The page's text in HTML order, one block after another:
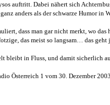
auftritt. Dabei nähert sich
anders als der schwarze Humor in
dass man gar nicht merkt, wo
das meist so langsam… das geht
bleibt in Fluss, und damit sicherlich
Österreich 1 vom 30. Dezember